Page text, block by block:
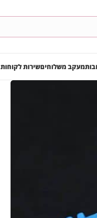
מעקב משלוחיםשירות לקוחות